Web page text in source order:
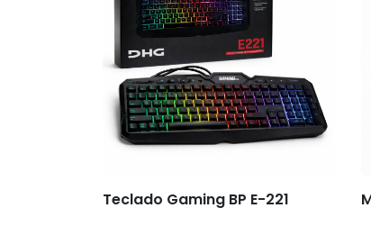
Teclado Gaming BP E-221